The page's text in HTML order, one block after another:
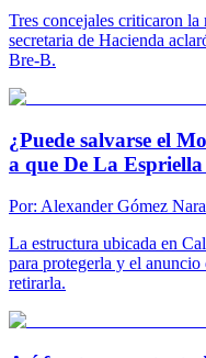
Tres concejales criticaron
secretaria de Hacienda
Bre-B.
¿Puede salvarse el
a que De La
Por: Alexander Gómez
La estructura ubicada en
para protegerla y el
retirarla.